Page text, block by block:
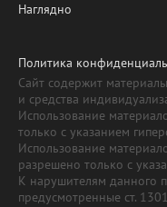
Наглядно
Политика
Сайт содержит
и средства
Использование
только с указанием
Использование
разрешено только с
К нарушителям данного
предусмотренные ст.